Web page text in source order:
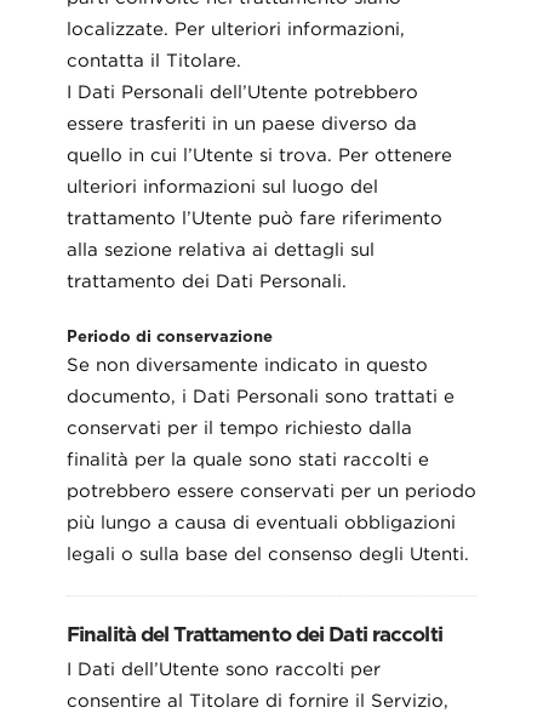
localizzate. Per ulteriori informazioni,
contatta il Titolare.
I Dati Personali dell’Utente potrebbero
essere trasferiti in un paese diverso da
quello in cui l’Utente si trova. Per ottenere
ulteriori informazioni sul luogo del
trattamento l’Utente può fare riferimento
alla sezione relativa ai dettagli sul
trattamento dei Dati Personali.
Periodo di conservazione
Se non diversamente indicato in questo
documento, i Dati Personali sono trattati e
conservati per il tempo richiesto dalla
finalità per la quale sono stati raccolti e
potrebbero essere conservati per un periodo
più lungo a causa di eventuali obbligazioni
legali o sulla base del consenso degli Utenti.
Finalità del Trattamento dei Dati raccolti
I Dati dell’Utente sono raccolti per
consentire al Titolare di fornire il Servizio,